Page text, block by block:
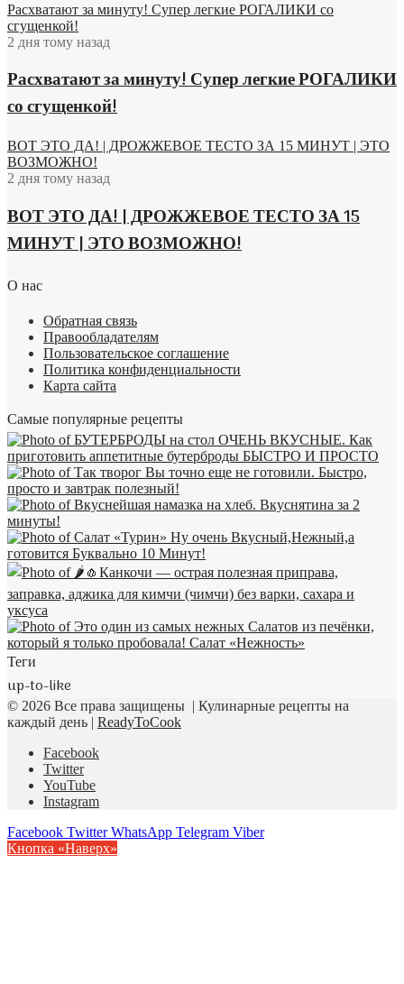
Расхватают за минуту! Супер легкие РОГАЛИКИ со
сгущенкой!
2 дня тому назад
Расхватают за минуту! Супер легкие РОГАЛИКИ
со сгущенкой!
ВОТ ЭТО ДА! | ДРОЖЖЕВОЕ ТЕСТО ЗА 15 МИНУТ | ЭТО
ВОЗМОЖНО!
2 дня тому назад
ВОТ ЭТО ДА! | ДРОЖЖЕВОЕ ТЕСТО ЗА 15
МИНУТ | ЭТО ВОЗМОЖНО!
О нас
Обратная связь
Правообладателям
Пользовательское соглашение
Политика конфиденциальности
Карта сайта
Самые популярные рецепты
Теги
up-to-like
© 2026 Все права защищены | Кулинарные рецепты на
каждый день | ReadyToCook
Facebook
Twitter
YouTube
Instagram
Facebook Twitter WhatsApp Telegram Viber
Кнопка «Наверх»